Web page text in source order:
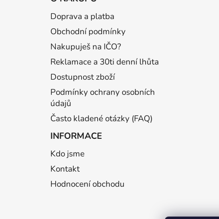
Doprava a platba
Obchodní podmínky
Nakupuješ na IČO?
Reklamace a 30ti denní lhůta
Dostupnost zboží
Podmínky ochrany osobních
údajů
Často kladené otázky (FAQ)
INFORMACE
Kdo jsme
Kontakt
Hodnocení obchodu